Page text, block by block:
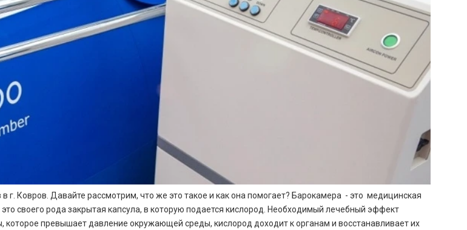
Ковров. Давайте рассмотрим, что же это такое и как она помогает? Барокамера - это медицинская
своего рода закрытая капсула, в которую подается кислород. Необходимый лечебный эффект
превышает давление окружающей среды, кислород доходит к органам и восстанавливает их